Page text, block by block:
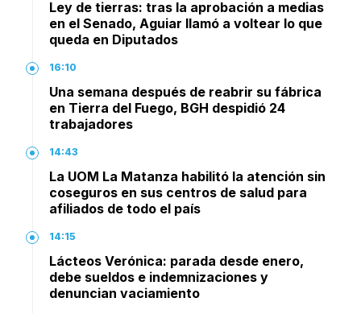
Ley de tierras: tras la aprobación a medias
en el Senado, Aguiar llamó a voltear lo que
queda en Diputados
16:10
Una semana después de reabrir su fábrica
en Tierra del Fuego, BGH despidió 24
trabajadores
14:43
La UOM La Matanza habilitó la atención sin
coseguros en sus centros de salud para
afiliados de todo el país
14:15
Lácteos Verónica: parada desde enero,
debe sueldos e indemnizaciones y
denuncian vaciamiento